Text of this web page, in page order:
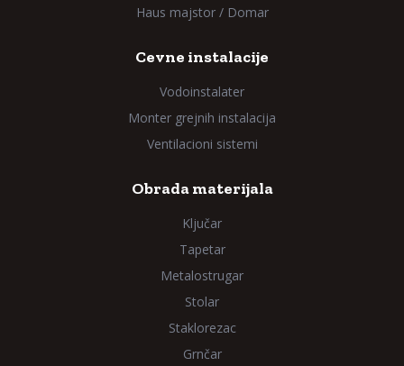
Haus majstor / Domar
Cevne instalacije
Vodoinstalater
Monter grejnih instalacija
Ventilacioni sistemi
Obrada materijala
Ključar
Tapetar
Metalostrugar
Stolar
Staklorezac
Grnčar